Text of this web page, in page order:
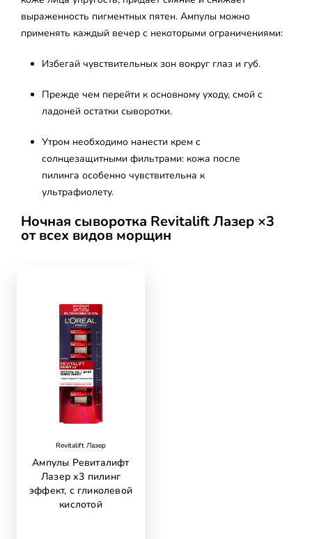
выраженность пигментных пятен. Ампулы можно
применять каждый вечер с некоторыми ограничениями:
Избегай чувствительных зон вокруг глаз и губ.
Прежде чем перейти к основному уходу, смой с
ладоней остатки сыворотки.
Утром необходимо нанести крем с
солнцезащитными фильтрами: кожа после
пилинга особенно чувствительна к
ультрафиолету.
Ночная сыворотка Revitalift Лазер ×3
от всех видов морщин
Revitalift Лазер
Ампулы Ревиталифт
Лазер х3 пилинг
эффект, с гликолевой
кислотой